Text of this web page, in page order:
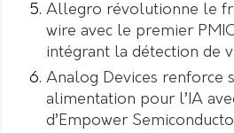
Allegro révolutionne le
wire avec le premier
intégrant la détection de
Analog Devices renforce
alimentation pour l’IA
d’Empower